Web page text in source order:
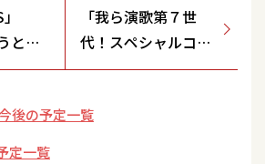
と」
ハン
「我ら演歌第７世
代！スペシャルコン
サート」
後の予定一覧
定一覧